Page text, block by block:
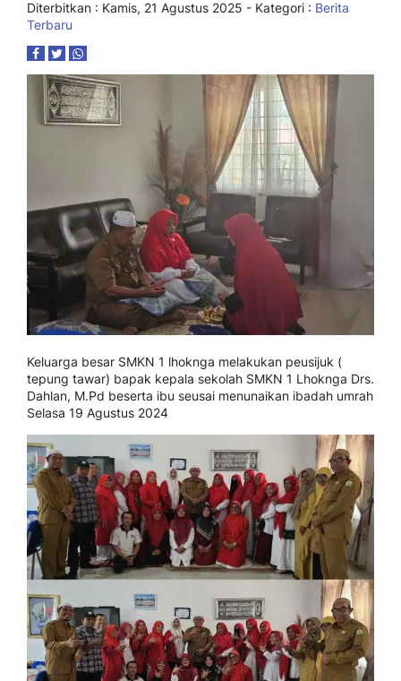
Diterbitkan : Kamis, 21 Agustus 2025 - Kategori : Berita
Terbaru
Keluarga besar SMKN 1 lhoknga melakukan peusijuk (
tepung tawar) bapak kepala sekolah SMKN 1 Lhoknga Drs.
Dahlan, M.Pd beserta ibu seusai menunaikan ibadah umrah
Selasa 19 Agustus 2024